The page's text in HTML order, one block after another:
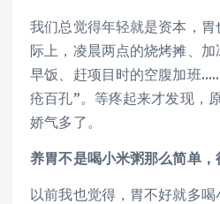
我们总觉得年轻就是资本，
际上，凌晨两点的烧烤摊、
早饭、赶项目时的空腹加班
疮百孔”。等疼起来才发现，
娇气多了。
养胃不是喝小米粥那么简单
以前我也觉得，胃不好就多